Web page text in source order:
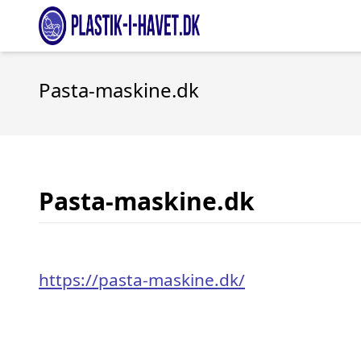
Pasta-maskine.dk
Pasta-maskine.dk
https://pasta-maskine.dk/